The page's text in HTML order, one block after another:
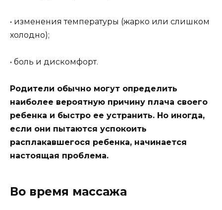
• изменения температуры (жарко или слишком
холодно);
• боль и дискомфорт.
Родители обычно могут определить
наиболее вероятную причину плача своего
ребенка и быстро ее устранить. Но иногда,
если они пытаются успокоить
расплакавшегося ребенка, начинается
настоящая проблема.
Во время массажа